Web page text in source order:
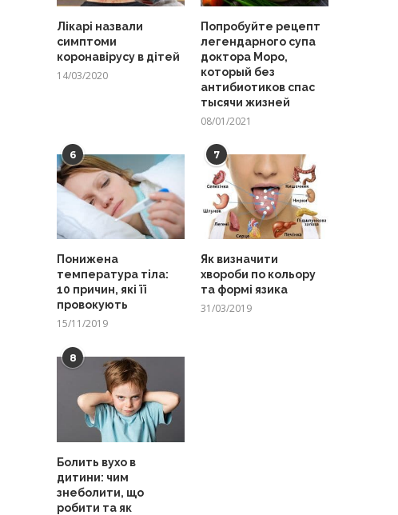
Лікарі назвали
симптоми
коронавірусу в дітей
14/03/2020
Попробуйте рецепт
легендарного супа
доктора Моро,
который без
антибиотиков спас
тысячи жизней
08/01/2021
6
Понижена
температура тіла:
10 причин, які її
провокують
15/11/2019
7
Як визначити
хвороби по кольору
та формі язика
31/03/2019
8
Болить вухо в
дитини: чим
знеболити, що
робити та як